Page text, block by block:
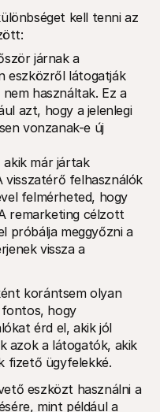
kell tenni az
járnak a
eszközről látogatják
használtak. Ez a
azt, hogy a jelenlegi
vonzanak-e új
már jártak
visszatérő felhasználók
felmérheted, hogy
remarketing célzott
próbálja meggyőzni a
vissza a
korántsem olyan
hogy
érd el, akik jól
azok a látogatók, akik
fizető ügyfelekké.
eszközt használni a
mint például a